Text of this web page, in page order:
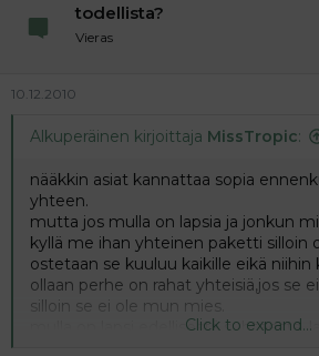
todellista?
Vieras
10.12.2010
Alkuperäinen kirjoittaja MissTropic:
nääkkin asiat kannattaa sopia
yhteen.
mutta jos mulla on lapsia ja jonkun
kyllä me ihan yhteinen paketti silloin
ostetaan se kuuluu kaikille eikä
ollaan perhe on rahat yhteisiä,jos se
silloin se ei ole mun mies.
mulla on lapsi edellisestä suhteesta.
Click to expand...